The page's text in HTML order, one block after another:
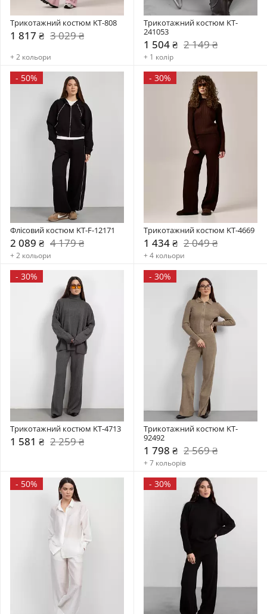
Трикотажний костюм KT-808
1 817 ₴ 3 029 ₴
+ 2 кольори
Трикотажний костюм KT-
241053
1 504 ₴ 2 149 ₴
+ 1 колір
- 50%
Флісовий костюм KT-F-12171
2 089 ₴ 4 179 ₴
+ 2 кольори
- 30%
Трикотажний костюм KT-4669
1 434 ₴ 2 049 ₴
+ 4 кольори
- 30%
Трикотажний костюм KT-4713
1 581 ₴ 2 259 ₴
- 30%
Трикотажний костюм KT-
92492
1 798 ₴ 2 569 ₴
+ 7 кольорів
- 50% - 30%